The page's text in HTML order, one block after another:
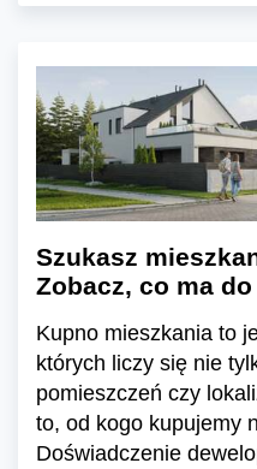
Szukasz
Zobacz, co ma
Kupno mieszkania to
których liczy się nie
pomieszczeń czy
to, od kogo kupujemy
Doświadczenie